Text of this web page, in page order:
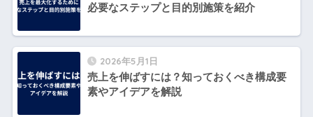
必要なステップと目的別施策を紹介
2026年5月1日
売上を伸ばすには？知っておくべき構成要
素やアイデアを解説